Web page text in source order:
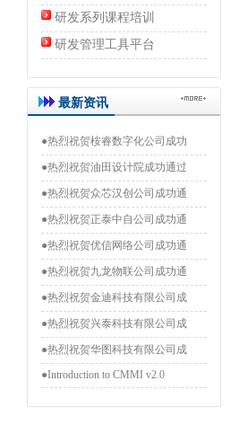
研发系列课程培训
研发管理工具平台
最新资讯
●热烈祝贺桉睿数字化公司成功
●热烈祝贺油田设计院成功通过
●热烈祝贺众芯汉创公司成功通
●热烈祝贺正泰中自公司成功通
●热烈祝贺优信网络公司成功通
●热烈祝贺九龙物联公司成功通
●热烈祝贺金迪科技有限公司成
●热烈祝贺兴泰科技有限公司成
●热烈祝贺华图科技有限公司成
●Introduction to CMMI v2.0